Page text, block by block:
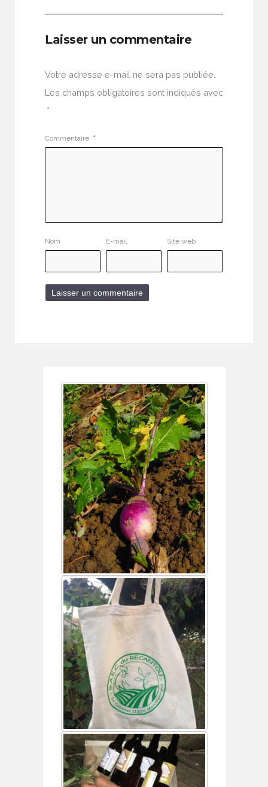
Laisser un commentaire
Votre adresse e-mail ne sera pas publiée.
Les champs obligatoires sont indiqués avec
*
Commentaire *
Nom E-mail Site web